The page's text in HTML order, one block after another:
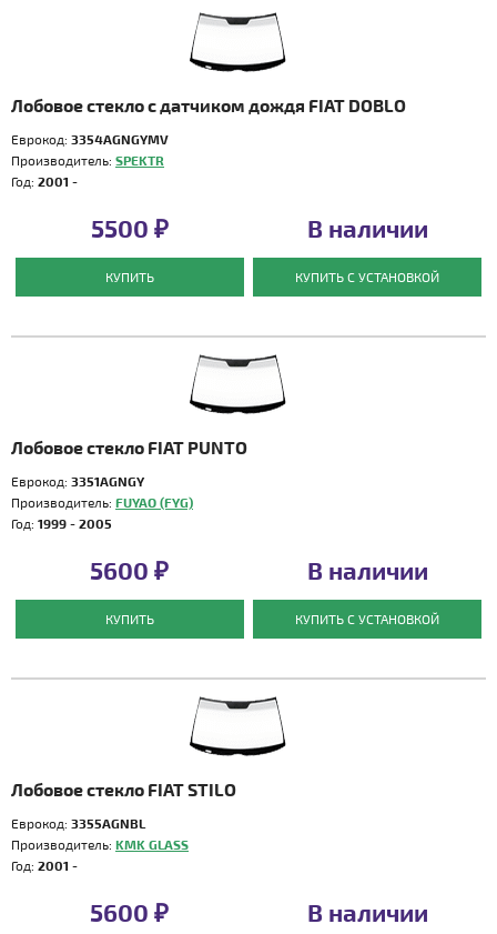
Лобовое стекло с датчиком дождя FIAT DOBLO
Еврокод: 3354AGNGYMV
Производитель: SPEKTR
Год: 2001 -
5500 ₽
КУПИТЬ
В наличии
КУПИТЬ С УСТАНОВКОЙ
Лобовое стекло FIAT PUNTO
Еврокод: 3351AGNGY
Производитель: FUYAO (FYG)
Год: 1999 - 2005
5600 ₽
КУПИТЬ
В наличии
КУПИТЬ С УСТАНОВКОЙ
Лобовое стекло FIAT STILO
Еврокод: 3355AGNBL
Производитель: KMK GLASS
Год: 2001 -
5600 ₽ В наличии